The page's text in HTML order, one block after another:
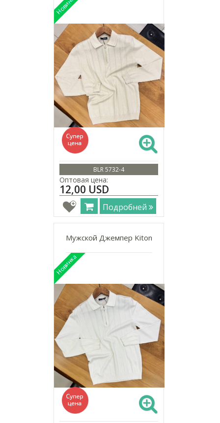
BLR 5732-4
Оптовая цена:
12,00 USD
Подробней
Мужской Джемпер Kiton